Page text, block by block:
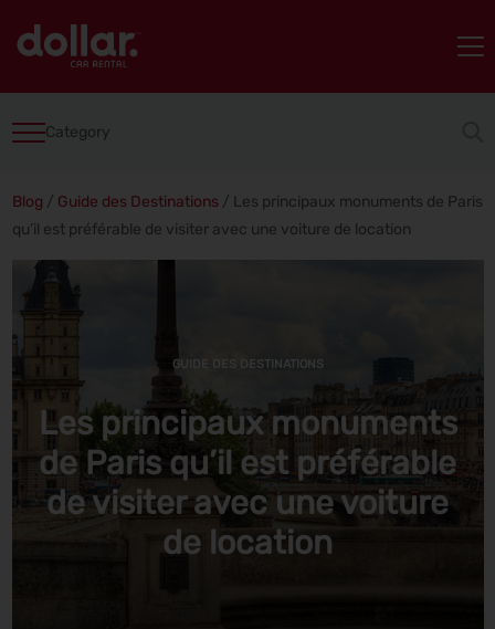
Category
Blog / Guide des Destinations / Les principaux monuments de Paris
qu’il est préférable de visiter avec une voiture de location
GUIDE DES DESTINATIONS
Les principaux monuments
de Paris qu’il est préférable
de visiter avec une voiture
de location